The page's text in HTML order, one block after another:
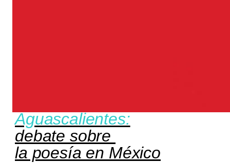
Aguascalientes:
debate sobre
la poesía en México